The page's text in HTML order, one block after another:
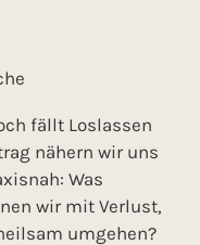
fällt Loslassen
nähern wir uns
Was
wir mit Verlust,
umgehen?